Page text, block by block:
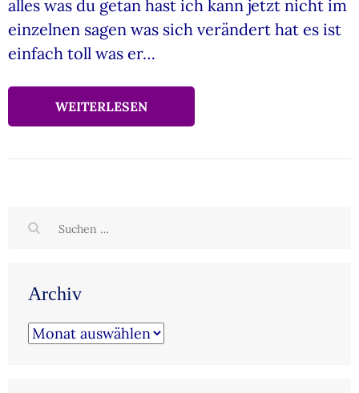
alles was du getan hast ich kann jetzt nicht im
einzelnen sagen was sich verändert hat es ist
einfach toll was er…
WEITERLESEN
Suchen
Archiv
Archiv